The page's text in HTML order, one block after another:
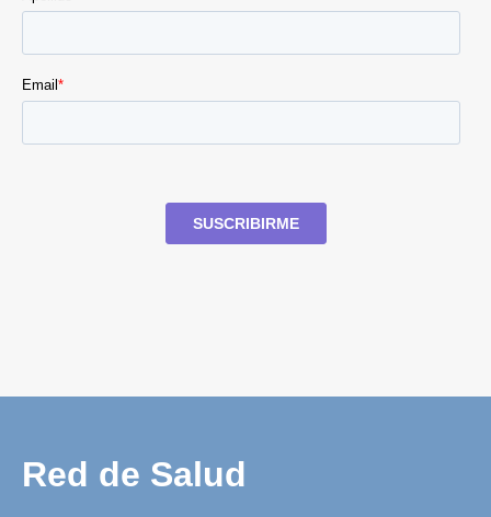
Red de Salud